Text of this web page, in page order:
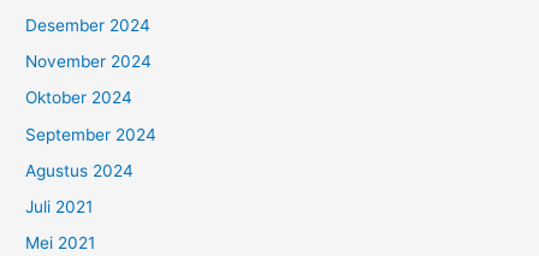
Desember 2024
November 2024
Oktober 2024
September 2024
Agustus 2024
Juli 2021
Mei 2021